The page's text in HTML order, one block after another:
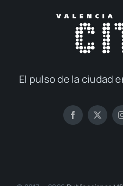
El pul­so de la ciu­dad